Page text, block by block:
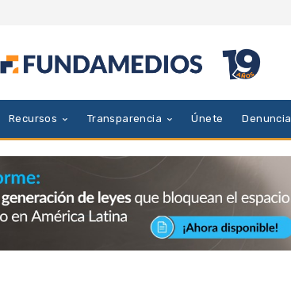
Recursos Transparencia Únete Denuncia